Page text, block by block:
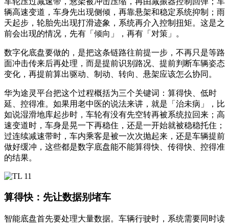
辆高速变道，车身先出现侧倾，再靠悬架和稳定系统抑制；雨
天起步，轮胎先出现打滑迹象，系统再介入控制扭矩。这是之
前会出现的情况，先有「倾向」，再有「对策」。
数字化底盘要做的，是把这条链路往前提一步，不再只是等路
面冲击传来后再处理，而是提前识别路况、提前判断车辆姿态
变化，再提前算出驱动、制动、转向、悬架应该怎么协同。
华为途灵平台把这个过程概括为三个关键词：算得快、低时
延、控得准。如果用老中医的说法来讲，就是「治未病」，比
如说湿滑地库起步时，车轮有没有先空转再被系统拉回来；高
速变道时，车身是晃一下再稳住，还是一开始就被稳稳托住；
过连续减速带时，车内乘客是被一次次抛起来，还是车辆提前
做好缓冲，这些都是数字底盘能不能算得快、传得快、控得准
的结果。
算得快：先让数据别堵车
智能底盘首先要处理大量数据。车辆行驶时，系统需要同时读